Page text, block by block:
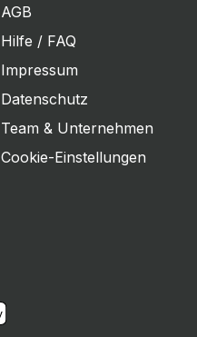
AGB
Hilfe / FAQ
Impressum
Datenschutz
Team & Unternehmen
Cookie-Einstellungen